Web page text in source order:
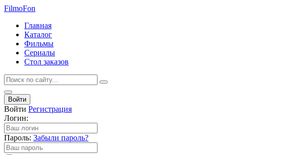
FilmoFon
Главная
Каталог
Фильмы
Сериалы
Стол заказов
Войти
Войти Регистрация
Логин:
Пароль: Забыли пароль?